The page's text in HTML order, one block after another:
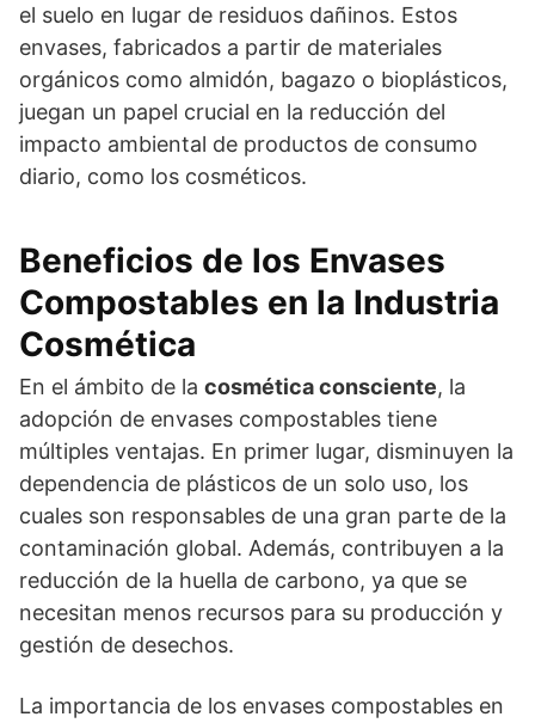
el suelo en lugar de residuos dañinos. Estos
envases, fabricados a partir de materiales
orgánicos como almidón, bagazo o bioplásticos,
juegan un papel crucial en la reducción del
impacto ambiental de productos de consumo
diario, como los cosméticos.
Beneficios de los Envases
Compostables en la Industria
Cosmética
En el ámbito de la cosmética consciente, la
adopción de envases compostables tiene
múltiples ventajas. En primer lugar, disminuyen la
dependencia de plásticos de un solo uso, los
cuales son responsables de una gran parte de la
contaminación global. Además, contribuyen a la
reducción de la huella de carbono, ya que se
necesitan menos recursos para su producción y
gestión de desechos.
La importancia de los envases compostables en